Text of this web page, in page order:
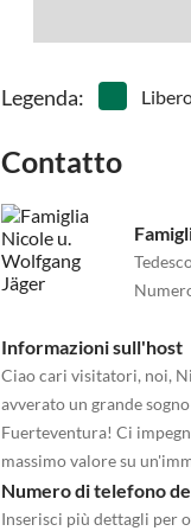
Legenda:
Contatto
Informazioni sull'host
Ciao cari visitatori, noi,
avverato un grande
Fuerteventura! Ci
massimo valore su
Numero di telefono
Inserisci più dettagli per